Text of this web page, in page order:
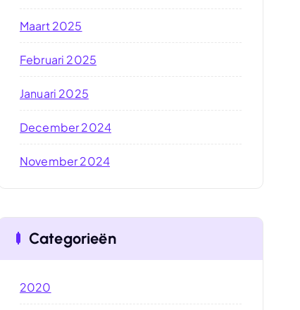
Maart 2025
Februari 2025
Januari 2025
December 2024
November 2024
Categorieën
2020